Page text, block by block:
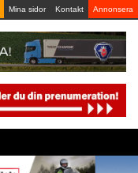
Mina sidor Kontakt Annonsera